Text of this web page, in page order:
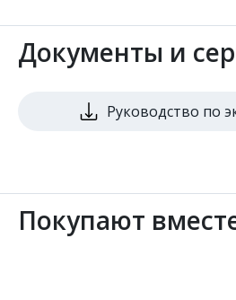
Документы и
Руководство по
Покупают